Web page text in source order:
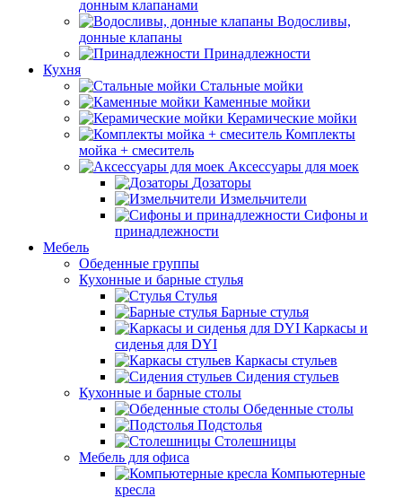
донным клапанами
Водосливы,
донные клапаны
Принадлежности
Кухня
Стальные мойки
Каменные мойки
Керамические мойки
Комплекты
мойка + смеситель
Аксессуары для моек
Дозаторы
Измельчители
Сифоны и
принадлежности
Мебель
Обеденные группы
Кухонные и барные стулья
Стулья
Барные стулья
Каркасы и
сиденья для DYI
Каркасы стульев
Сидения стульев
Кухонные и барные столы
Обеденные столы
Подстолья
Столешницы
Мебель для офиса
Компьютерные
кресла